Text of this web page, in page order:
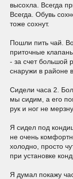
высохла. Всегда
Всегда. Обувь
тоже сохнут.
Пошли пить чай.
приточные
- за счет большой
снаружи в районе
Сидели часа 2.
мы сидим, а его
рук и ног не
Я сидел под
не очень
холодно, просто
при установке
Я думал покажу